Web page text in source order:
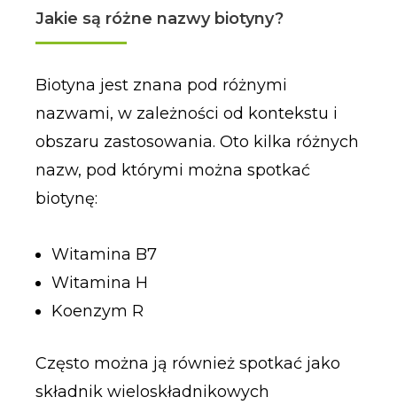
Jakie są różne nazwy biotyny?
Biotyna jest znana pod różnymi
nazwami, w zależności od kontekstu i
obszaru zastosowania. Oto kilka różnych
nazw, pod którymi można spotkać
biotynę:
Witamina B7
Witamina H
Koenzym R
Często można ją również spotkać jako
składnik wieloskładnikowych